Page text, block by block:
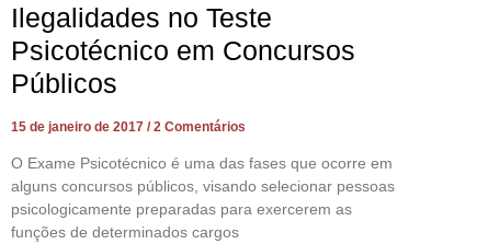
Ilegalidades no Teste
Psicotécnico em Concursos
Públicos
15 de janeiro de 2017 2 Comentários
O Exame Psicotécnico é uma das fases que ocorre em
alguns concursos públicos, visando selecionar pessoas
psicologicamente preparadas para exercerem as
funções de determinados cargos